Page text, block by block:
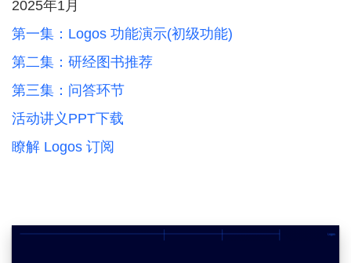
2025年1月
第一集：Logos 功能演示(初级功能)
第二集：研经图书推荐
第三集：问答环节
活动讲义PPT下载
瞭解 Logos 订阅